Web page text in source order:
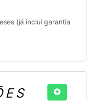
(já inclui garantia